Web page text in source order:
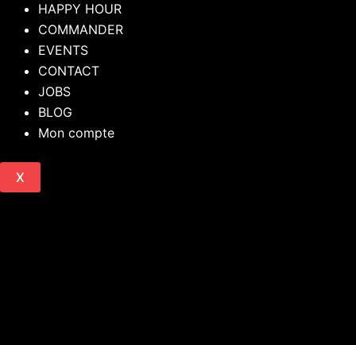
HAPPY HOUR
COMMANDER
EVENTS
CONTACT
JOBS
BLOG
Mon compte
X